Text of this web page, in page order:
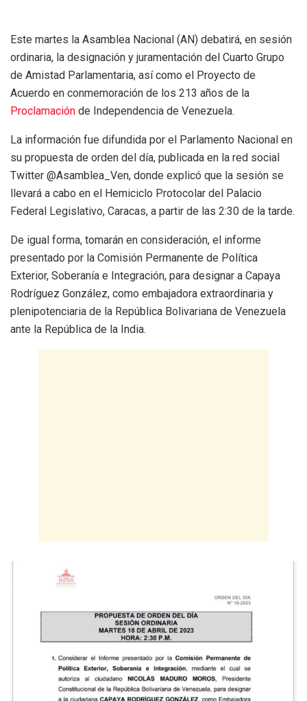
Este martes la Asamblea Nacional (AN) debatirá, en sesión
ordinaria, la designación y juramentación del Cuarto Grupo
de Amistad Parlamentaria, así como el Proyecto de
Acuerdo en conmemoración de los 213 años de la
Proclamación de Independencia de Venezuela.
La información fue difundida por el Parlamento Nacional en
su propuesta de orden del día, publicada en la red social
Twitter @Asamblea_Ven, donde explicó que la sesión se
llevará a cabo en el Hemiciclo Protocolar del Palacio
Federal Legislativo, Caracas, a partir de las 2:30 de la tarde.
De igual forma, tomarán en consideración, el informe
presentado por la Comisión Permanente de Política
Exterior, Soberanía e Integración, para designar a Capaya
Rodríguez González, como embajadora extraordinaria y
plenipotenciaria de la República Bolivariana de Venezuela
ante la República de la India.